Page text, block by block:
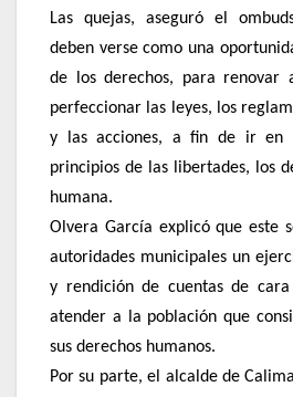
Las quejas, aseguró el
deben verse como una
de los derechos, para renovar
perfeccionar las leyes, los
y las acciones, a fin de ir en
principios de las libertades, los
humana.
Olvera García explicó que este
autoridades municipales un
y rendición de cuentas de
atender a la población que
sus derechos humanos.
Por su parte, el alcalde de